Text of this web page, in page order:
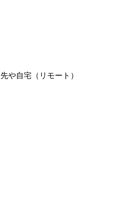
や自宅（リモート）